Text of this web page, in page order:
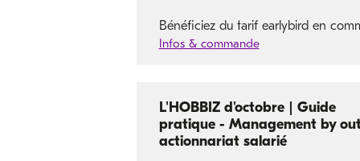
Bénéficiez du tarif earlybird en
Infos & commande
L'HOBBIZ d'octobre | Guide
pratique - Management by
actionnariat salarié